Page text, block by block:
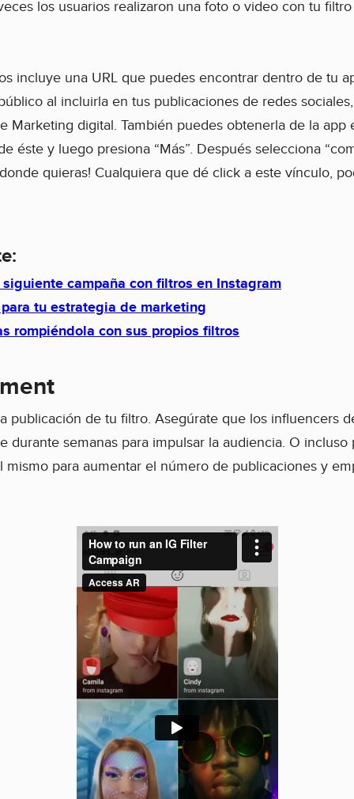
los usuarios realizaron una foto o video con tu
incluye una URL que puedes encontrar dentro de tu
al incluirla en tus publicaciones de redes
Marketing digital. También puedes obtenerla de la app
éste y luego presiona “Más”. Después selecciona
quieras! Cualquiera que dé click a este vínculo,
campaña con filtros en Instagram
tu estrategia de marketing
rompiéndola con sus propios filtros
publicación de tu filtro. Asegúrate que los influencers
durante semanas para impulsar la audiencia. O incluso
mismo para aumentar el número de publicaciones y